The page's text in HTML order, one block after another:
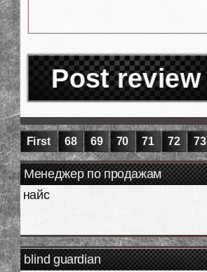
Post review
First 68 69 70 71 72 73
Менеджер по продажам
найс
blind guardian